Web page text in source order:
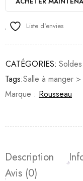
Liste d'envies
CATÉGORIES: Soldes
Tags:Salle à manger
Marque : Rousseau
Description
Avis (0)